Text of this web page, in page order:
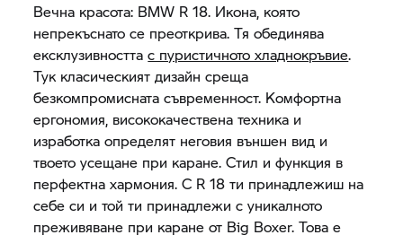
Вечна красота: BMW R 18. Икона, която
непрекъснато се преоткрива. Тя обединява
ексклузивносттас пуристичното хладнокръвие.
Тук класическият дизайн среща
безкомпромисната съвременност. Комфортна
ергономия, висококачествена техника и
изработка определят неговия външен вид и
твоето усещане при каране. Стил и функция в
перфектна хармония. С R 18 ти принадлежиш на
себе си и той ти принадлежи с уникалното
преживяване при каране от Big Boxer. Това е